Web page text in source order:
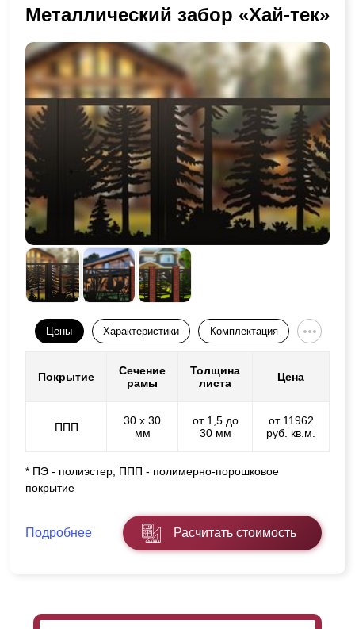
Металлический забор «Хай-тек»
Цены Характеристики Комплектация
Покрытие
Сечение
рамы
Толщина
листа
Цена
ППП
30 х 30
мм
от 1,5 до
30 мм
от 11962
руб. кв.м.
* ПЭ - полиэстер, ППП - полимерно-порошковое
покрытие
Подробнее Расчитать стоимость